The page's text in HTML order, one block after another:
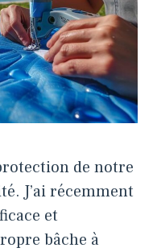
de notre
J’ai récemment
et
bâche à